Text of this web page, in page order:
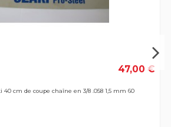
47,00 €
cm de coupe chaîne en 3/8 .058 1,5 mm 60